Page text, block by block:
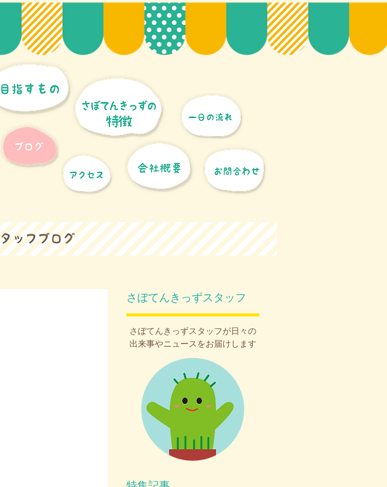
さぼてんきっずスタッフ
さぼてんきっずスタッフが日々の
出来事やニュースをお届けします